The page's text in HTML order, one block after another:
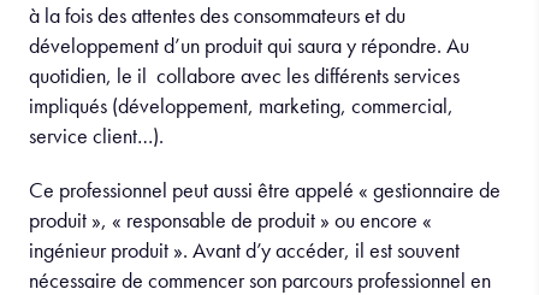
à la fois des attentes des consommateurs et du
développement d’un produit qui saura y répondre. Au
quotidien, le il collabore avec les différents services
impliqués (développement, marketing, commercial,
service client…).
Ce professionnel peut aussi être appelé « gestionnaire de
produit », « responsable de produit » ou encore «
ingénieur produit ». Avant d’y accéder, il est souvent
nécessaire de commencer son parcours professionnel en